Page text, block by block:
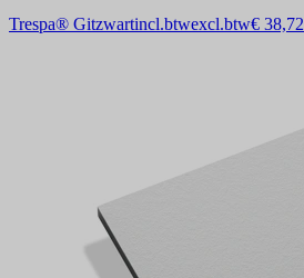
Trespa® Gitzwartincl.btwexcl.btw€ 38,72